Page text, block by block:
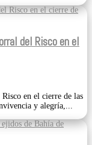
del Risco en el
en el cierre de las
y alegría,...